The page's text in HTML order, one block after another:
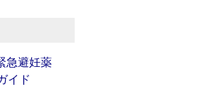
急避妊薬
イド